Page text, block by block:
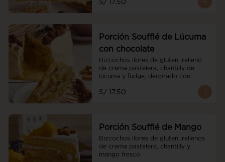
frutos rojos.
S/ 17.50
Porción Soufflé de Lúcuma
con chocolate
Bizcochos libres de gluten, relleno
de crema pastelera, chantilly de
lúcuma y fudge, decorado con
S/ 17.50
Porción Soufflé de Mango
Bizcochos libres de gluten, rellenos
de crema pastelera, chantilly y
mango fresco